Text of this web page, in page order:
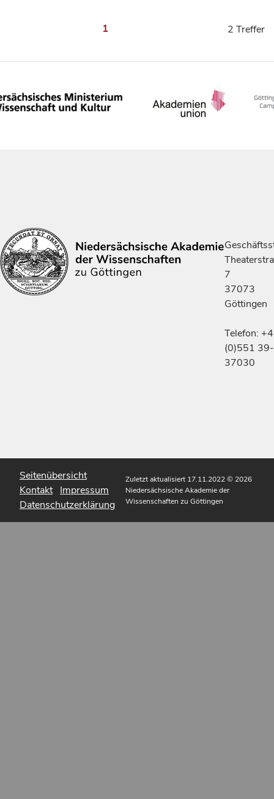
1 2 Treffer
7
37073
Göttingen
Telefon:
(0)551 39-
37030
Seitenübersicht
Kontakt Impressum
Datenschutzerklärung
Zuletzt aktualisiert 17.11.2022© 2026
Niedersächsische Akademie der
Wissenschaften zu Göttingen